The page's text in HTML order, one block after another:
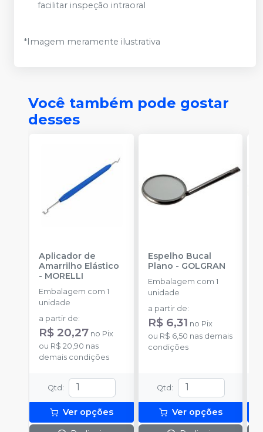
facilitar inspeção intraoral
*Imagem meramente ilustrativa
Você também pode gostar
desses
Aplicador de
Amarrilho Elástico
- MORELLI
Embalagem com 1
unidade
a partir de:
R$ 20,27 no Pix
ou R$ 20,90 nas
demais condições
Qtd :
Ver opções
Espelho Bucal
Plano - GOLGRAN
Embalagem com 1
unidade
a partir de:
R$ 6,31 no Pix
ou R$ 6,50 nas demais
condições
Qtd :
Ver opções